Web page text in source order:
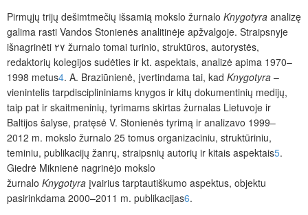
Pirmųjų trijų dešimtmečių išsamią mokslo žurnalo Knygotyra analizę
galima rasti Vandos Stonienės analitinėje apžvalgoje. Straipsnyje
i
šnagrinėti ٢٧ žurnalo tomai turinio, struktūros, autorystės,
redaktorių kolegijos sudėties ir kt. aspektais, analizė apima 1970–
1998 metus4. A. Braziūnienė, įvertindama tai, kad Knygotyra –
vienintelis tarpdisciplininiams knygos ir kitų dokumentinių medijų,
taip pat ir skaitmeninių, tyrimams skirtas žurnalas Lietuvoje ir
Baltijos šalyse, pratęsė V. Stonienės tyrimą ir analizavo 1999–
2012 m. mokslo žurnalo 25 tomus organizaciniu, struktūriniu,
teminiu, publikacijų žanrų, straipsnių autorių ir kitais aspektais5.
Giedrė Miknienė nagrinėjo mokslo
žurnalo Knygotyra įvairius tarptautiškumo aspektus, objektu
pasirinkdama 2000–2011 m. publikacijas6.